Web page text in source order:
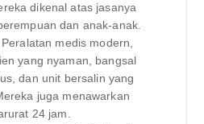
dikenal atas jasanya
dan anak-anak.
Peralatan medis modern,
yang nyaman, bangsal
dan unit bersalin yang
juga menawarkan
24 jam.